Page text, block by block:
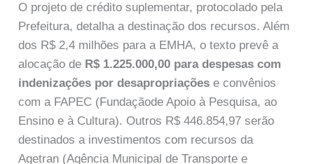
O projeto de crédito suplementar, protocolado pela
Prefeitura, detalha a destinação dos recursos. Além
dos R$ 2,4 milhões para a EMHA, o texto prevê a
alocação de R$ 1.225.000,00 para despesas com
indenizações por desapropriações e convênios
com a FAPEC (Fundaçãode Apoio à Pesquisa, ao
Ensino e à Cultura). Outros R$ 446.854,97 serão
destinados a investimentos com recursos da
Agetran (Agência Municipal de Transporte e